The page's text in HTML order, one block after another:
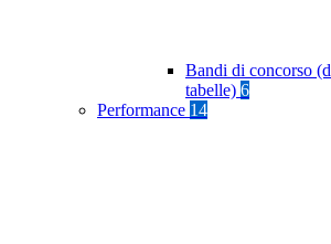
Bandi di concorso
tabelle) 6
Performance 14